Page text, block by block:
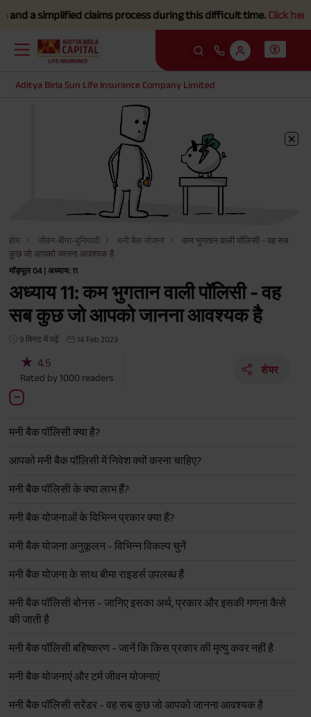
claims process during this difficult time.Click here to
Aditya Birla Sun Life Insurance Company Limited
होम जीवन-बीमा-बुनियादी मनी बैक योजना
कम भुगतान वाली पॉलिसी - वह सब
कुछ जो आपको जानना आवश्यक है
मॉड्यूल 04 | अध्याय: 11
अध्याय 11: कम भुगतान वाली पॉलिसी - वह
सब कुछ जो आपको जानना आवश्यक है
9 मिनट में पढ़ें 14 Feb 2023
★ 4.5
Rated by 1000 readers
शेयर
मनी बैक पॉलिसी क्या है?
आपको मनी बैक पॉलिसी में निवेश क्यों करना चाहिए?
मनी बैक पॉलिसी के क्या लाभ हैं?
मनी बैक योजनाओं के विभिन्न प्रकार क्या हैं?
मनी बैक योजना अनुकूलन - विभिन्न विकल्प चुनें
मनी बैक योजना के साथ बीमा राइडर्स उपलब्ध हैं
मनी बैक पॉलिसी बोनस - जानिए इसका अर्थ, प्रकार और इसकी गणना कैसे
की जाती है
मनी बैक पॉलिसी बहिष्करण - जानें कि किस प्रकार की मृत्यु कवर नहीं है
मनी बैक योजनाएं और टर्म जीवन योजनाएं
मनी बैक पॉलिसी सरेंडर - वह सब कुछ जो आपको जानना आवश्यक है